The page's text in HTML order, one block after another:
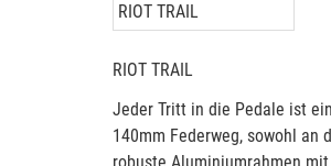
RIOT TRAIL
RIOT TRAIL
Jeder Tritt in die Pedale ist
140mm Federweg, sowohl an